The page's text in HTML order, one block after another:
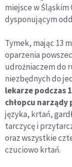
miejsce w
dysponującym
Tymek, mając 13
oparzenia
udrożniaczem do
niezbędnych do
lekarze podczas
chłopcu narządy
języka, krtań,
tarczycę i
oraz wszystkie
czuciowo krtań.